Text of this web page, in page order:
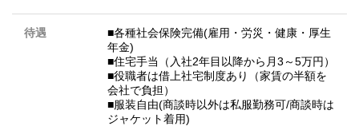
待遇
■各種社会保険完備(雇用・労災・健康・厚生
年金)
■住宅手当（入社2年目以降から月3～5万円）
■役職者は借上社宅制度あり（家賃の半額を
会社で負担）
■服装自由(商談時以外は私服勤務可/商談時は
ジャケット着用)